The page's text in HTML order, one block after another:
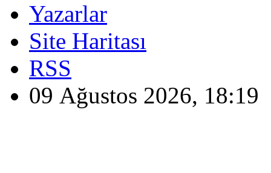
Yazarlar
Site Haritası
RSS
09 Ağustos 2026, 18:19